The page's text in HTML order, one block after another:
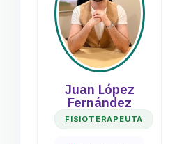
Juan López
Fernández
FISIOTERAPEUTA